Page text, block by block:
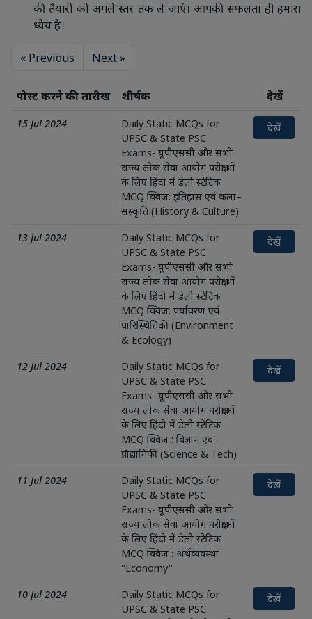
की तैयारी को अगले स्तर तक ले जाएं। आपकी सफलता ही हमारा
ध्येय है।
« Previous Next »
पोस्ट करने की तारीख शीर्षक देखें
15 Jul 2024
Daily Static MCQs for
UPSC & State PSC
Exams- यूपीएससी और सभी
राज्य लोक सेवा आयोग परीक्षाओं
के लिए हिंदी में डेली स्टेटिक
MCQ क्विज: इतिहास एवं कला–
संस्कृति (History & Culture)
देखें
13 Jul 2024
Daily Static MCQs for
UPSC & State PSC
Exams- यूपीएससी और सभी
राज्य लोक सेवा आयोग परीक्षाओं
के लिए हिंदी में डेली स्टेटिक
MCQ क्विज: पर्यावरण एवं
पारिस्थितिकी (Environment
& Ecology)
देखें
12 Jul 2024
Daily Static MCQs for
UPSC & State PSC
Exams- यूपीएससी और सभी
राज्य लोक सेवा आयोग परीक्षाओं
के लिए हिंदी में डेली स्टेटिक
MCQ क्विज : विज्ञान एवं
प्रौद्योगिकी (Science & Tech)
देखें
11 Jul 2024
Daily Static MCQs for
UPSC & State PSC
Exams- यूपीएससी और सभी
राज्य लोक सेवा आयोग परीक्षाओं
के लिए हिंदी में डेली स्टेटिक
MCQ क्विज : अर्थव्यवस्था
"Economy"
देखें
10 Jul 2024
Daily Static MCQs for
UPSC & State PSC
देखें